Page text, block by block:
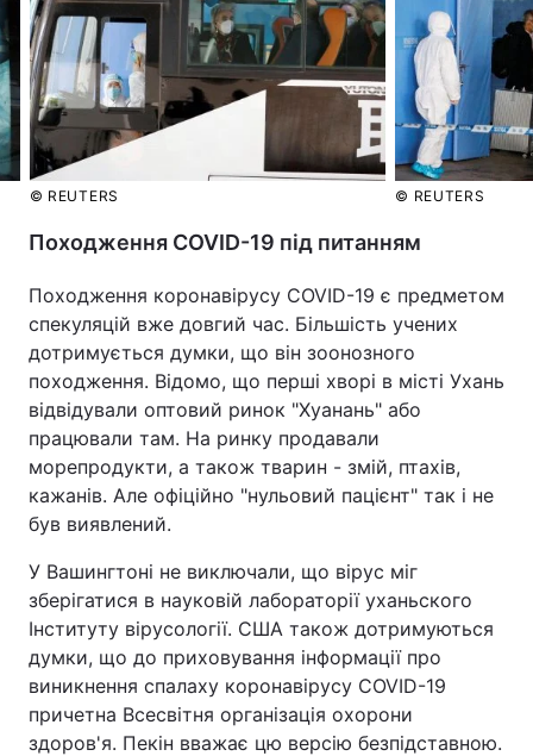
© REUTERS © REUTERS
Походження COVID-19 під питанням
Походження коронавірусу COVID-19 є предметом
спекуляцій вже довгий час. Більшість учених
дотримується думки, що він зоонозного
походження. Відомо, що перші хворі в місті Ухань
відвідували оптовий ринок "Хуанань" або
працювали там. На ринку продавали
морепродукти, а також тварин - змій, птахів,
кажанів. Але офіційно "нульовий пацієнт" так і не
був виявлений.
У Вашингтоні не виключали, що вірус міг
зберігатися в науковій лабораторії уханьского
Інституту вірусології. США також дотримуються
думки, що до приховування інформації про
виникнення спалаху коронавірусу COVID-19
причетна Всесвітня організація охорони
здоров'я. Пекін вважає цю версію безпідставною.